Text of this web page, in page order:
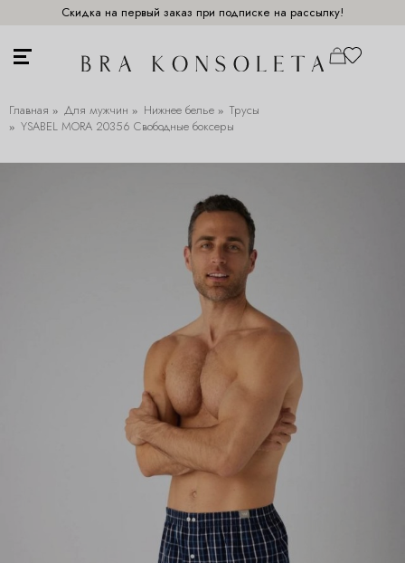
Скидка на первый заказ при подписке на рассылку!
Главная Для мужчин Нижнее белье
Трусы
YSABEL MORA 20356 Свободные боксеры